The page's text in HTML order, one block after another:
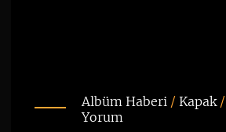
Albüm Haberi / Kapak/
Yorum